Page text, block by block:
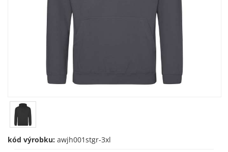
kód výrobku: awjh001stgr-3xl